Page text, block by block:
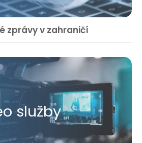
zprávy v zahraničí
služby